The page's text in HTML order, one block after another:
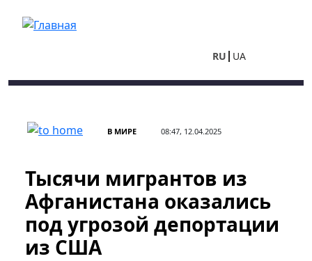
RU UA
В МИРЕ 08:47, 12.04.2025
Тысячи мигрантов из
Афганистана оказались
под угрозой депортации
из США